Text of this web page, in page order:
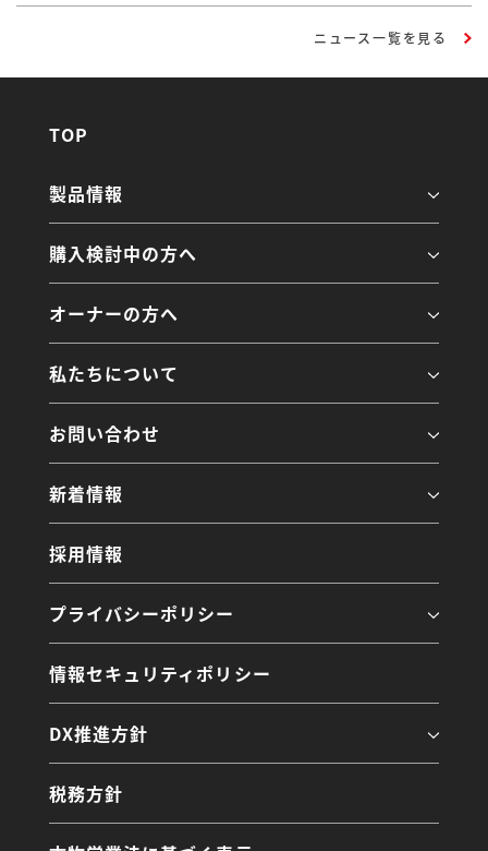
ニュース一覧を見る
TOP
製品情報
購入検討中の方へ
オーナーの方へ
私たちについて
お問い合わせ
新着情報
採用情報
プライバシーポリシー
情報セキュリティポリシー
DX推進方針
税務方針